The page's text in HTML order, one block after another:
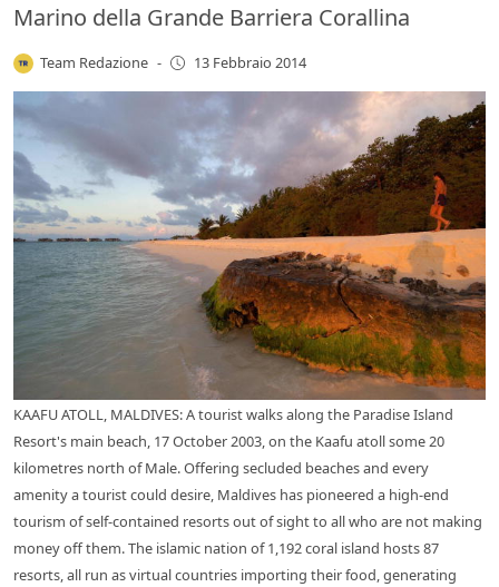
Marino della Grande Barriera Corallina
Team Redazione - 13 Febbraio 2014
KAAFU ATOLL, MALDIVES: A tourist walks along the Paradise Island
Resort's main beach, 17 October 2003, on the Kaafu atoll some 20
kilometres north of Male. Offering secluded beaches and every
amenity a tourist could desire, Maldives has pioneered a high-end
tourism of self-contained resorts out of sight to all who are not making
money off them. The islamic nation of 1,192 coral island hosts 87
resorts, all run as virtual countries importing their food, generating